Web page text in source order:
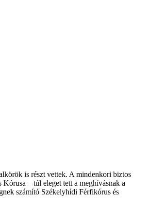
is részt vettek. A mindenkori biztos
– túl eleget tett a meghívásnak a
számító Székelyhídi Férfikórus és